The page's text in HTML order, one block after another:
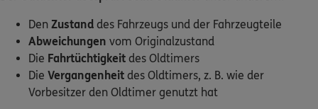
Den Zustand des Fahrzeugs und der Fahrzeugteile
Abweichungen vom Originalzustand
Die Fahrtüchtigkeit des Oldtimers
Die Vergangenheit des Oldtimers, z. B. wie der
Vorbesitzer den Oldtimer genutzt hat